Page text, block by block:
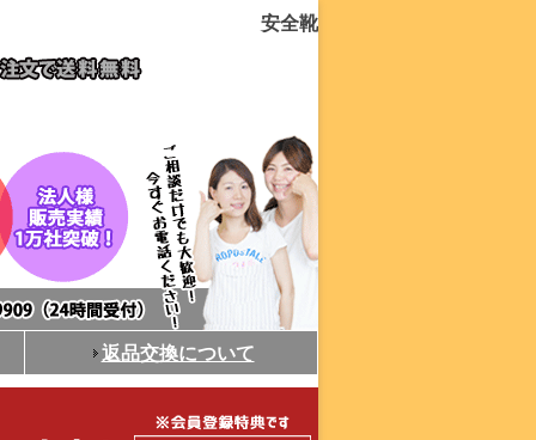
安全靴
返品交換について